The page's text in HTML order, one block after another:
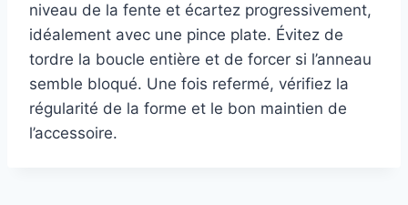
niveau de la fente et écartez progressivement,
idéalement avec une pince plate. Évitez de
tordre la boucle entière et de forcer si l’anneau
semble bloqué. Une fois refermé, vérifiez la
régularité de la forme et le bon maintien de
l’accessoire.